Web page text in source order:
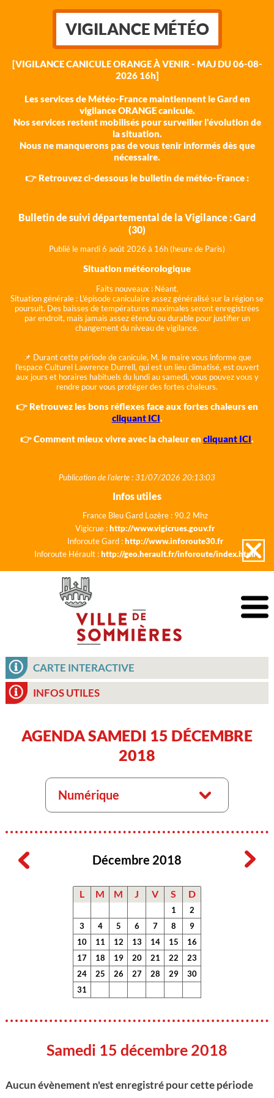
VIGILANCE MÉTÉO
[VIGILANCE CANICULE ORANGE À VENIR - MAJ DU 06-08-
2026 16h]
Les services de Météo-France maintiennent le Gard en
vigilance ORANGE canicule.
Nos services restent mobilisés pour surveiller l'évolution de
la situation.
Nous ne manquerons pas de vous tenir informés dès que
nécessaire.
👉 Retrouvez ci-dessous le bulletin de météo-France :
Bulletin de suivi départemental de la Vigilance : Gard
(30)
Publié le mardi 6 août 2026 à 16h (heure de Paris)
Situation météorologique
Faits nouveaux : Néant.
Situation générale : L'épisode caniculaire assez généralisé sur la région se
poursuit. Des baisses de températures maximales seront enregistrées
par endroit, mais jamais assez étendu ou durable pour justifier un
changement du niveau de vigilance.
📌 Durant cette période de canicule, M. le maire vous informe que
l'espace Culturel Lawrence Durrell, qui est un lieu climatisé, est ouvert
aux jours et horaires habituels du lundi au samedi, vous pouvez vous y
rendre pour vous protéger des fortes chaleurs.
👉 Retrouvez les bons réflexes face aux fortes chaleurs en
cliquant ICI.
👉 Comment mieux vivre avec la chaleur en cliquant ICI.
Publication de l'alerte : 31/07/2026 20:13:03
Infos utiles
France Bleu Gard Lozère : 90.2 Mhz
Vigicrue :http://www.vigicrues.gouv.fr
Inforoute Gard :http://www.inforoute30.fr
Inforoute Hérault :http://geo.herault.fr/inforoute/index.html
CARTE INTERACTIVE
INFOS UTILES
AGENDA SAMEDI 15 DÉCEMBRE
2018
Numérique
Décembre 2018
L M M J V S D
1
2
3
4 5 6 7 8
9
10
11 12 13 14 15
16
17
18 19 20 21 22
23
24
25 26 27 28 29
30
31
Samedi 15 décembre 2018
Aucun évènement n'est enregistré pour cette période